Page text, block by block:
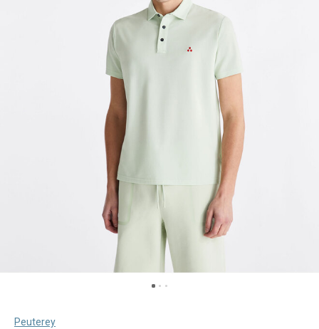
Peuterey